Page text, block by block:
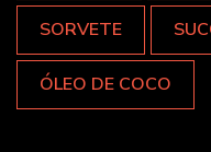
SORVETE
ÓLEO DE COCO